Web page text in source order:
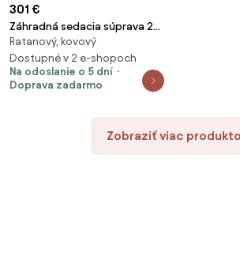
301 €
Záhradná sedacia súprava 2
stoličiek a stolíka HWC-N34,
polyratan - svetlo sivá
Ratanový, kovový
Dostupné v 2 e-shopoch
Na odoslanie o 5 dní
Doprava zadarmo
Zobraziť viac